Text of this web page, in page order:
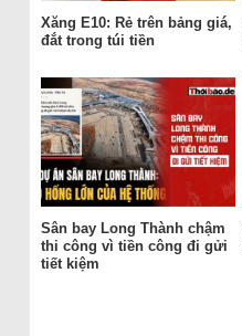
Xăng E10: Rẻ trên bảng giá,
đắt trong túi tiền
Sân bay Long Thành chậm
thi công vì tiền công đi gửi
tiết kiệm